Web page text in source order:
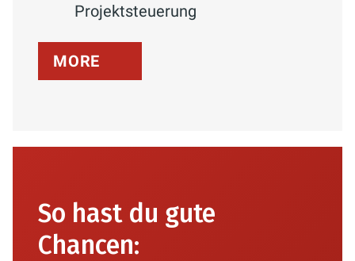
Projektsteuerung
MORE
So hast du gute
Chancen: